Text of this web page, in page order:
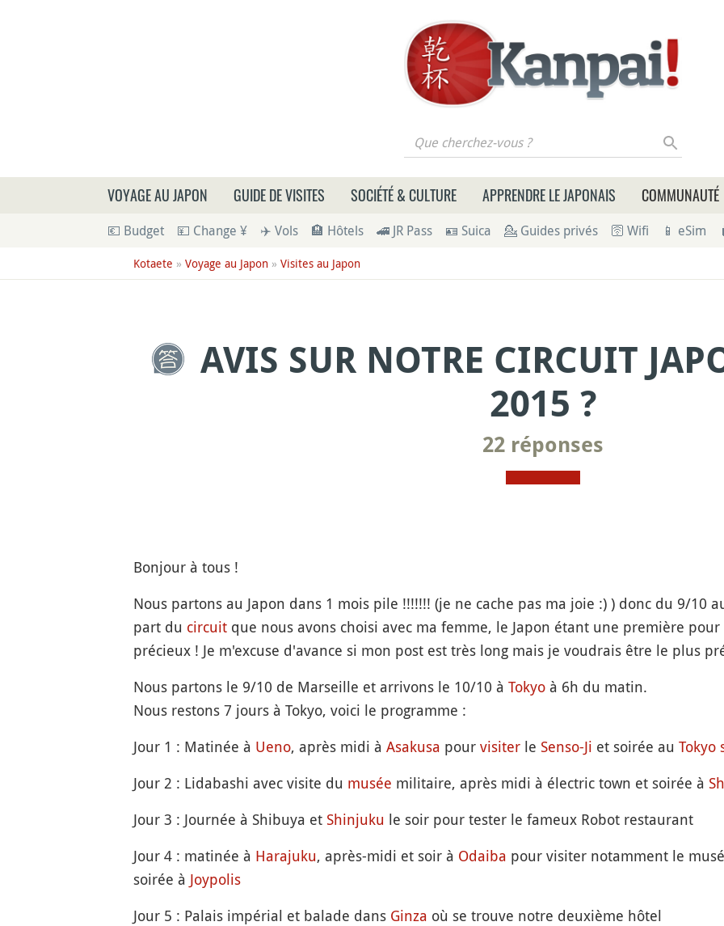
Que cherchez-vous ?
VOYAGE AU JAPON GUIDE DE VISITES SOCIÉTÉ & CULTURE APPRENDRE LE JAPONAIS COMMUNAUTÉ
💶 Budget 💴 Change ¥ ✈️ Vols 🏨 Hôtels 🚄 JR Pass 🪪 Suica 💁 Guides privés 🛜 Wifi 📱 eSim
Kotaete » Voyage au Japon» Visites au Japon
AVIS SUR NOTRE CIRCUIT
2015 ?
22 réponses
Bonjour à tous !
Nous partons au Japon dans 1 mois pile !!!!!!! (je ne cache pas ma joie :) ) donc du 9/10
part du circuitque nous avons choisi avec ma femme, le Japon étant une première pour
précieux ! Je m'excuse d'avance si mon post est très long mais je voudrais être le plus
Nous partons le 9/10 de Marseille et arrivons le 10/10 à Tokyoà 6h du matin.
Nous restons 7 jours à Tokyo, voici le programme :
Jour 1 : Matinée à Ueno, après midi à Asakusa pour visiterle Senso-Ji et soirée au Tokyo
Jour 2 : Lidabashi avec visite du musée militaire, après midi à électric town et soirée à
Jour 3 : Journée à Shibuya et Shinjuku le soir pour tester le fameux Robot restaurant
Jour 4 : matinée à Harajuku, après-midi et soir à Odaiba pour visiter notamment le
soirée à Joypolis
Jour 5 : Palais impérial et balade dans Ginza où se trouve notre deuxième hôtel